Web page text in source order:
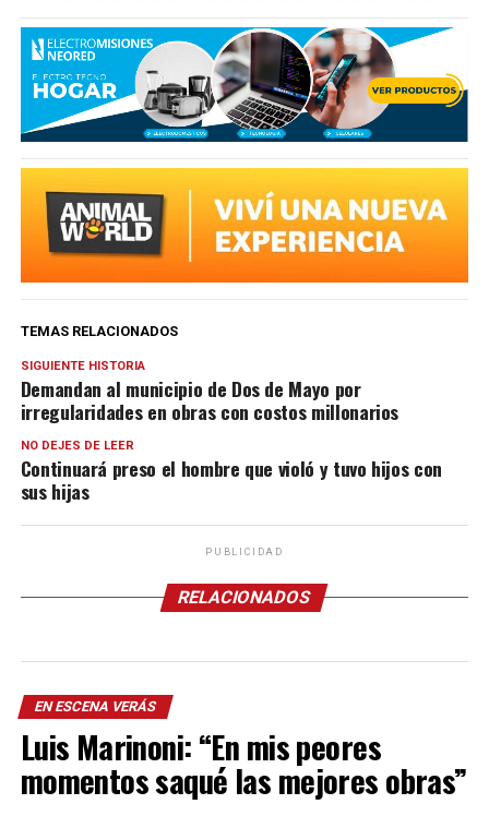
TEMAS RELACIONADOS
SIGUIENTE HISTORIA
Demandan al municipio de Dos de Mayo por
irregularidades en obras con costos millonarios
NO DEJES DE LEER
Continuará preso el hombre que violó y tuvo hijos con
sus hijas
PUBLICIDAD
RELACIONADOS
EN ESCENA VERÁS
Luis Marinoni: “En mis peores
momentos saqué las mejores obras”